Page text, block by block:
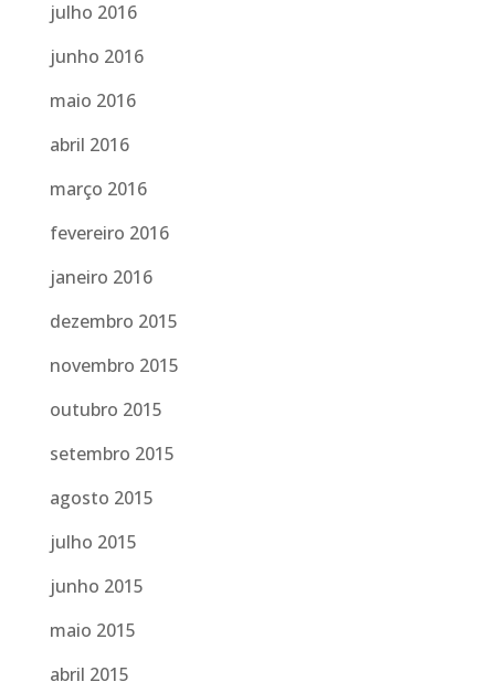
julho 2016
junho 2016
maio 2016
abril 2016
março 2016
fevereiro 2016
janeiro 2016
dezembro 2015
novembro 2015
outubro 2015
setembro 2015
agosto 2015
julho 2015
junho 2015
maio 2015
abril 2015